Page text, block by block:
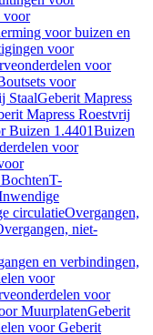
voor
voor buizen en
voor
voor
voor
StaalGeberit Mapress
Mapress Roestvrij
Buizen 1.4401Buizen
voor
T-
circulatieOvergangen,
niet-
en verbindingen,
voor
voor
MuurplatenGeberit
voor Geberit